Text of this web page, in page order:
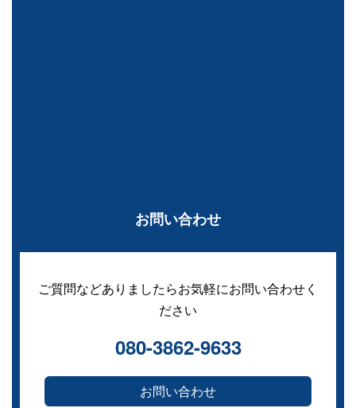
お問い合わせ
ご質問などありましたらお気軽にお問い合わせく
ださい
080-3862-9633
お問い合わせ